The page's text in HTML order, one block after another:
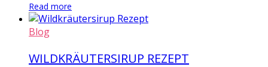
Read more
Blog
WILDKRÄUTERSIRUP REZEPT